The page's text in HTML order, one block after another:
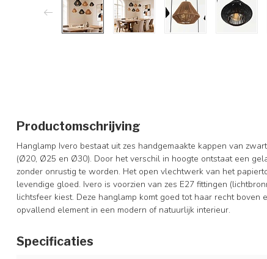
Productomschrijving
Hanglamp Ivero bestaat uit zes handgemaakte kappen van
(Ø20, Ø25 en Ø30). Door het verschil in hoogte ontstaat een
zonder onrustig te worden. Het open vlechtwerk van het
levendige gloed. Ivero is voorzien van zes E27 fittingen
lichtsfeer kiest. Deze hanglamp komt goed tot haar recht
opvallend element in een modern of natuurlijk interieur.
Specificaties